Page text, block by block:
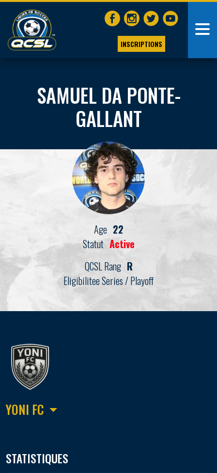
INSCRIPTIONS
SAMUEL DA PONTE-
GALLANT
Age 22
Statut Active
QCSL Rang R
Eligibilitee Series / Playoff
YONI FC
STATISTIQUES